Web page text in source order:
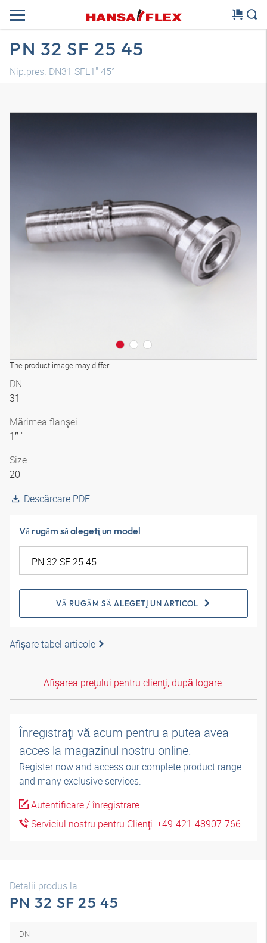
PN 32 SF 25 45
Nip.pres. DN31 SFL1" 45°
The product image may differ
Model 3D
DN
31
Mărimea flanşei
1″ "
Size
20
Descărcare PDF
Vă rugăm să alegeţi un model
VĂ RUGĂM SĂ ALEGEŢI UN ARTICOL
Afişare tabel articole
Afişarea preţului pentru clienţi, după logare.
Înregistraţi-vă acum pentru a putea avea
acces la magazinul nostru online.
Register now and access our complete product range
and many exclusive services.
Autentificare / înregistrare
Serviciul nostru pentru Clienţi: +49-421-48907-766
Detalii produs la
PN 32 SF 25 45
DN